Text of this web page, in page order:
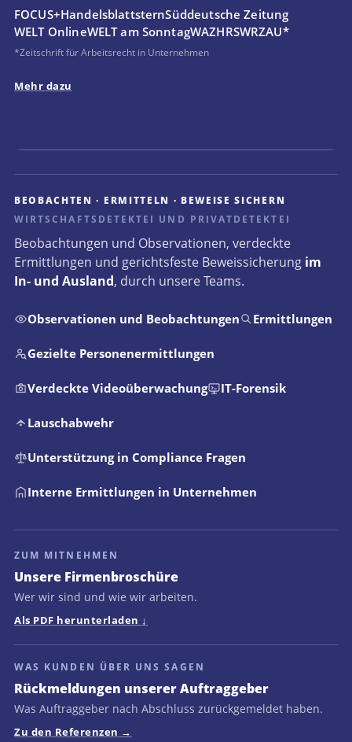
FOCUS+HandelsblattsternSüddeutsche Zeitung
WELT OnlineWELT am SonntagWAZHRSWRZAU*
*Zeitschrift für Arbeitsrecht in Unternehmen
Mehr dazu
BEOBACHTEN · ERMITTELN · BEWEISE SICHERN
WIRTSCHAFTSDETEKTEI UND PRIVATDETEKTEI
Beobachtungen und Observationen, verdeckte
Ermittlungen und gerichtsfeste Beweissicherung im
In- und Ausland, durch unsere Teams.
Observationen und Beobachtungen Ermittlungen
Gezielte Personenermittlungen
Verdeckte Videoüberwachung IT-Forensik
Lauschabwehr
Unterstützung in Compliance Fragen
Interne Ermittlungen in Unternehmen
ZUM MITNEHMEN
Unsere Firmenbroschüre
Wer wir sind und wie wir arbeiten.
Als PDF herunterladen
WAS KUNDEN ÜBER UNS SAGEN
Rückmeldungen unserer Auftraggeber
Was Auftraggeber nach Abschluss zurückgemeldet haben.
Zu den Referenzen